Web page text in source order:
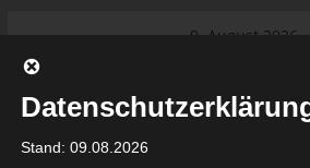
9. August 2026
beginnt am 22. und
2026 (Update)
Stand: 09.08.2026